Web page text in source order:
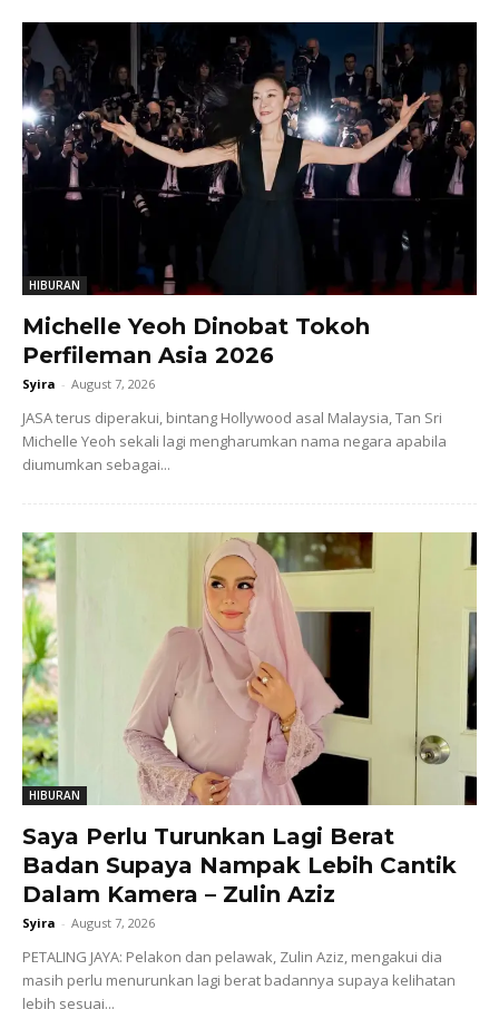
HIBURAN
Michelle Yeoh Dinobat Tokoh
Perfileman Asia 2026
Syira - August 7, 2026
JASA terus diperakui, bintang Hollywood asal Malaysia, Tan Sri
Michelle Yeoh sekali lagi mengharumkan nama negara apabila
diumumkan sebagai...
HIBURAN
Saya Perlu Turunkan Lagi Berat
Badan Supaya Nampak Lebih Cantik
Dalam Kamera – Zulin Aziz
Syira - August 7, 2026
PETALING JAYA: Pelakon dan pelawak, Zulin Aziz, mengakui dia
masih perlu menurunkan lagi berat badannya supaya kelihatan
lebih sesuai...